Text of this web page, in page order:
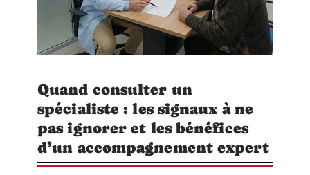
Quand consulter un
spécialiste : les signaux à ne
pas ignorer et les bénéfices
d’un accompagnement expert